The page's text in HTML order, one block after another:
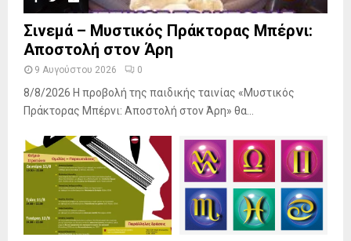
Σινεμά – Μυστικός Πράκτορας Μπέρνι:
Αποστολή στον Άρη
9 Αυγούστου 2026 0
8/8/2026 Η προβολή της παιδικής ταινίας «Μυστικός
Πράκτορας Μπέρνι: Αποστολή στον Άρη» θα...